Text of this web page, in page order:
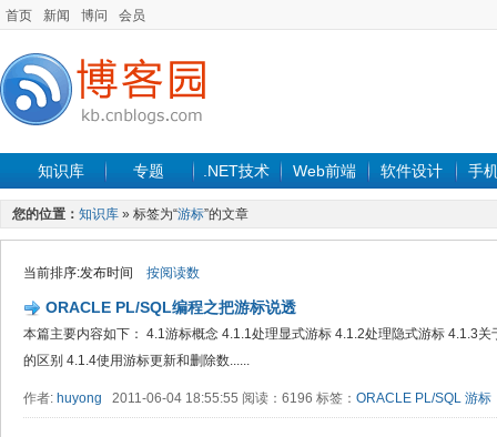
首页 新闻 博问 会员
知识库 专题 .NET技术 Web前端 软件设计 手
您的位置： 知识库 » 标签为“游标”的文章
当前排序:发布时间 按阅读数
ORACLE PL/SQL编程之把游标说透
本篇主要内容如下： 4.1游标概念 4.1.1处理显式游标 4.1.2处理隐式游标 4.1.3
的区别 4.1.4使用游标更新和删除数......
作者: huyong 2011-06-04 18:55:55 阅读：6196 标签： ORACLE PL/SQL 游标